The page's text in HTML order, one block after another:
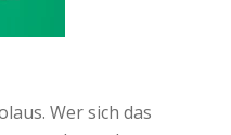
Wer sich das